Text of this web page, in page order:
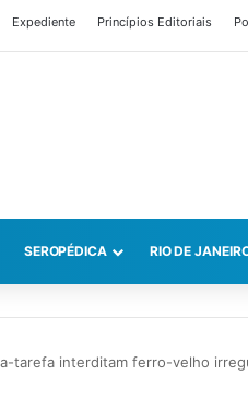
Expediente Princípios Editoriais
SEROPÉDICA RIO DE
tarefa interditam ferro-velho